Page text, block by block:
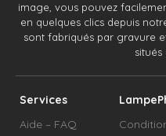
image, vous pouvez
en quelques clics depuis
sont fabriqués par gravure
situés
Services
Aide – FAQ